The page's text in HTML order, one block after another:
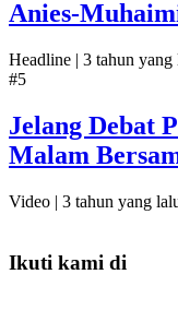
Anies-
Headline | 3 tahun yang
#5
Jelang Debat
Malam
Video | 3 tahun yang
Ikuti kami di